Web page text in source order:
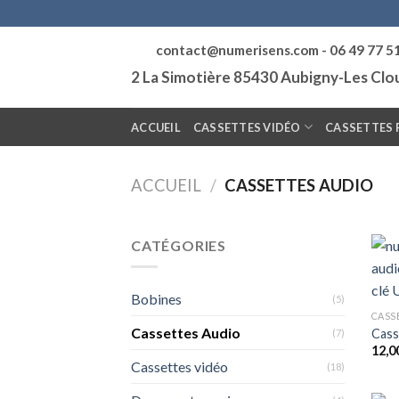
to
contact@numerisens.com - 06 49 77
2 La Simotière 85430 Aubigny-Les
ACCUEIL CASSETTES VIDÉO CASSETTES
ACCUEIL / CASSETTES AUDIO
CATÉGORIES
Bobines (5)
Cassettes Audio (7)
Cassettes vidéo (18)